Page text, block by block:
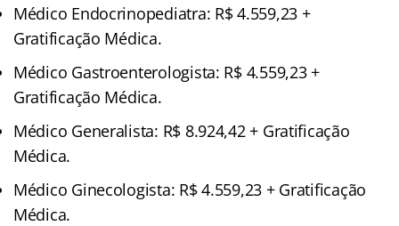
Médico Endocrinopediatra: R$ 4.559,23 +
Gratificação Médica.
Médico Gastroenterologista: R$ 4.559,23 +
Gratificação Médica.
Médico Generalista: R$ 8.924,42 + Gratificação
Médica.
Médico Ginecologista: R$ 4.559,23 + Gratificação
Médica.